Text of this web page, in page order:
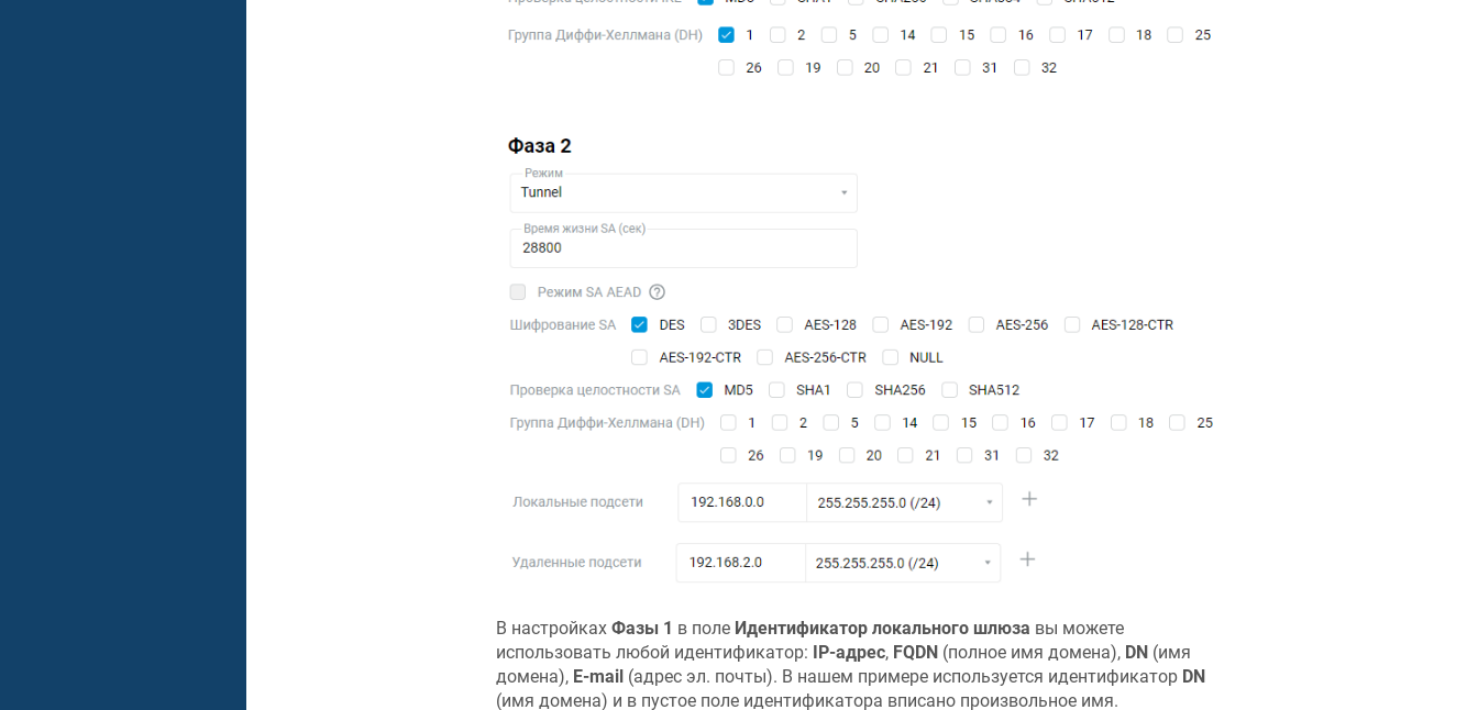
В настройках Фазы 1 в поле Идентификатор локального шлюза вы можете
использовать любой идентификатор: IP-адрес, FQDN(полное имя домена), DN(имя
домена), E-mail(адрес эл. почты). В нашем примере используется идентификатор DN
(имя домена) и в пустое поле идентификатора вписано произвольное имя.